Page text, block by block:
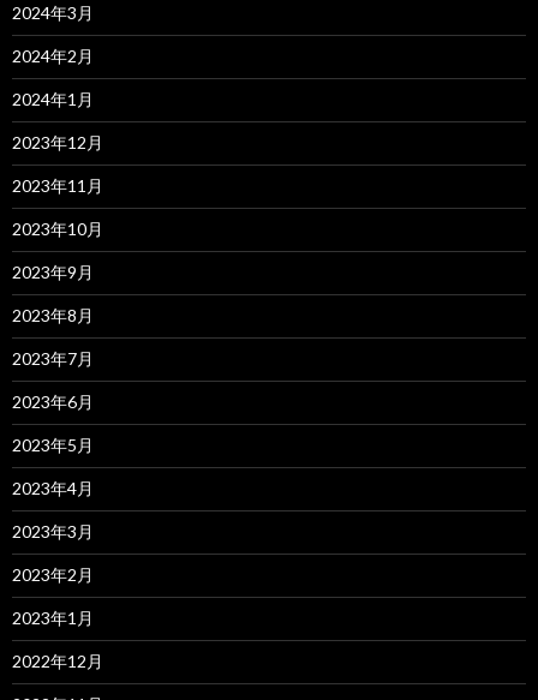
2024年3月
2024年2月
2024年1月
2023年12月
2023年11月
2023年10月
2023年9月
2023年8月
2023年7月
2023年6月
2023年5月
2023年4月
2023年3月
2023年2月
2023年1月
2022年12月